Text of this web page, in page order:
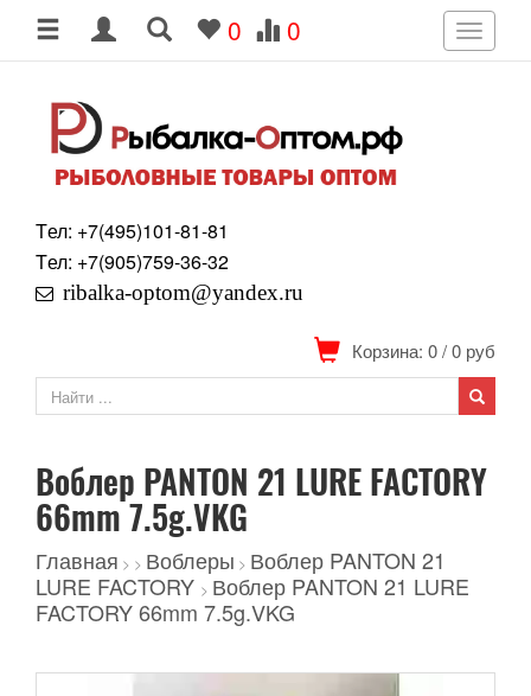
0 0
Toggle
Tел: +7(495)101-81-81
Tел: +7(905)759-36-32
ribalka-optom@yandex.ru
Корзина: 0/0 руб
Воблер PANTON 21 LURE FACTORY
66mm 7.5g.VKG
Главная > > Воблеры > Воблер PANTON 21
LURE FACTORY > Воблер PANTON 21 LURE
FACTORY 66mm 7.5g.VKG